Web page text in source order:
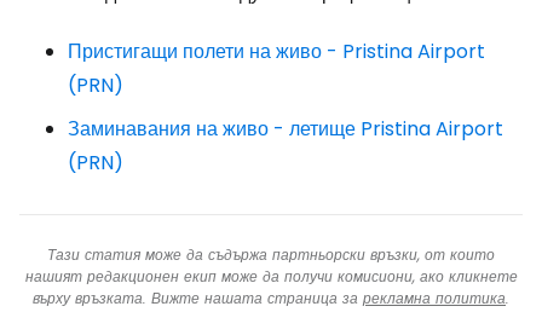
Пристигащи полети на живо - Pristina Airport
(PRN)
Заминавания на живо - летище Pristina Airport
(PRN)
Тази статия може да съдържа партньорски връзки, от които
нашият редакционен екип може да получи комисиони, ако кликнете
върху връзката. Вижте нашата страница за рекламна политика.